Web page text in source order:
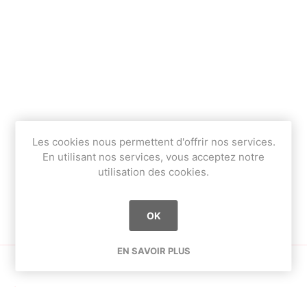
Les cookies nous permettent d'offrir nos services.
En utilisant nos services, vous acceptez notre
utilisation des cookies.
OK
EN SAVOIR PLUS